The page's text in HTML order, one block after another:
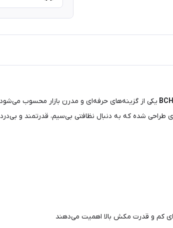
یکی از گزینه‌های حرفه‌ای و مدرن بازار محسوب
شده که به دنبال نظافتی بی‌سیم، قدرتمند و